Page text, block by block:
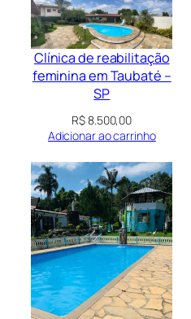
Clínica de reabilitação
feminina em Taubaté –
SP
R$8.500,00
Adicionar ao carrinho